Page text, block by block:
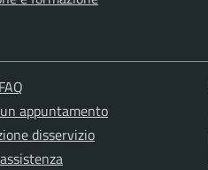
appuntamento
disservizio